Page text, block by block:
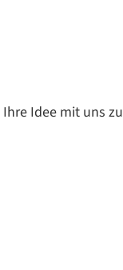
Idee mit uns zu